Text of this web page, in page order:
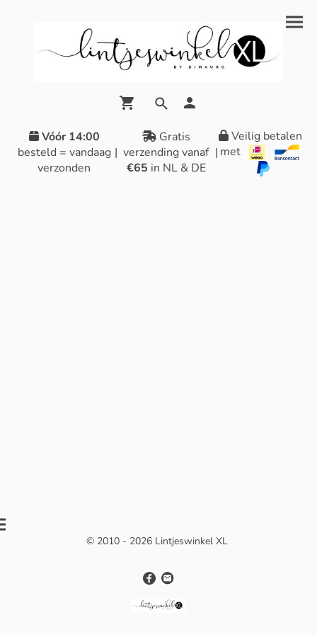
Vóór 14:00
besteld = vandaag
verzonden
|
Gratis
verzending vanaf
€65 in NL & DE
|
Veilig betalen
met
© 2010 - 2026 Lintjeswinkel XL